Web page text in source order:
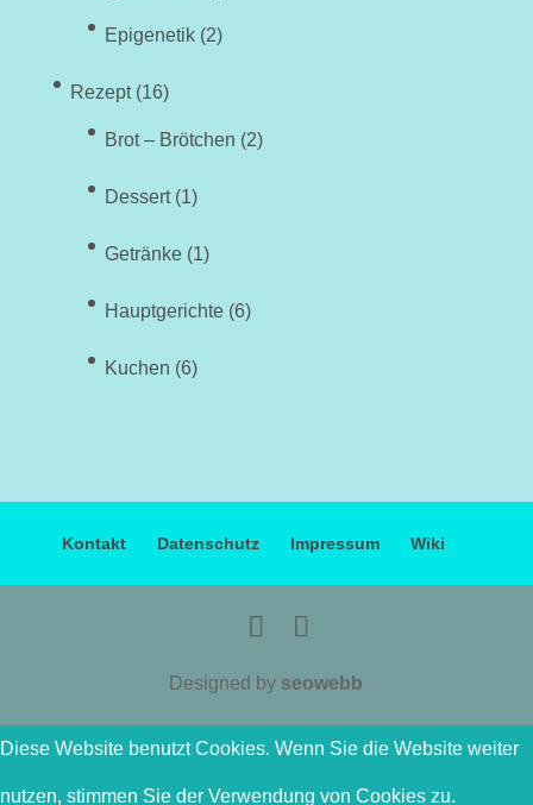
Epigenetik(2)
Rezept(16)
Brot – Brötchen (2)
Dessert(1)
Getränke(1)
Hauptgerichte(6)
Kuchen (6)
Kontakt Datenschutz Impressum Wiki
Designed by seowebb
Diese Website benutzt Cookies. Wenn Sie die Website weiter
nutzen, stimmen Sie der Verwendung von Cookies zu.